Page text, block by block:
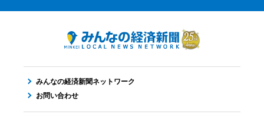
みんなの経済新聞ネットワーク
お問い合わせ